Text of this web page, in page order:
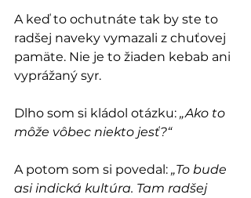
A keď to ochutnáte tak by ste to
radšej naveky vymazali z chuťovej
pamäte. Nie je to žiaden kebab ani
vyprážaný syr.
Dlho som si kládol otázku: „Ako to
môže vôbec niekto jesť?“
A potom som si povedal: „To bude
asi indická kultúra. Tam radšej